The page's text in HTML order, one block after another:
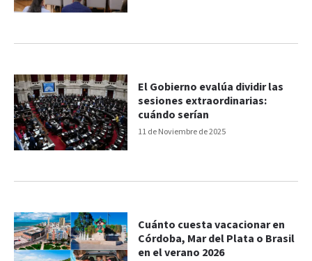
11 de Noviembre de 2025
El Gobierno evalúa dividir las
sesiones extraordinarias:
cuándo serían
Cuánto cuesta vacacionar en
Córdoba, Mar del Plata o Brasil
en el verano 2026